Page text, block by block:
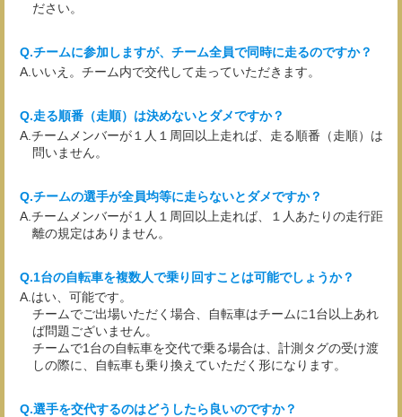
ださい。
チームに参加しますが、チーム全員で同時に走るのですか？
いいえ。チーム内で交代して走っていただきます。
走る順番（走順）は決めないとダメですか？
チームメンバーが１人１周回以上走れば、走る順番（走順）は
問いません。
チームの選手が全員均等に走らないとダメですか？
チームメンバーが１人１周回以上走れば、１人あたりの走行距
離の規定はありません。
1台の自転車を複数人で乗り回すことは可能でしょうか？
はい、可能です。
チームでご出場いただく場合、自転車はチームに1台以上あれ
ば問題ございません。
チームで1台の自転車を交代で乗る場合は、計測タグの受け渡
しの際に、自転車も乗り換えていただく形になります。
選手を交代するのはどうしたら良いのですか？